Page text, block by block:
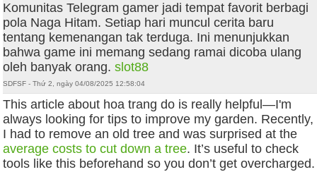
Komunitas Telegram gamer jadi tempat favorit berbagi
pola Naga Hitam. Setiap hari muncul cerita baru
tentang kemenangan tak terduga. Ini menunjukkan
bahwa game ini memang sedang ramai dicoba ulang
oleh banyak orang.slot88
SDFSF - Thứ 2, ngày 04/08/2025 12:58:04
This article about hoa trang do is really helpful—I'm
always looking for tips to improve my garden. Recently,
I had to remove an old tree and was surprised at the
average costs to cut down a tree. It’s useful to check
tools like this beforehand so you don’t get overcharged.